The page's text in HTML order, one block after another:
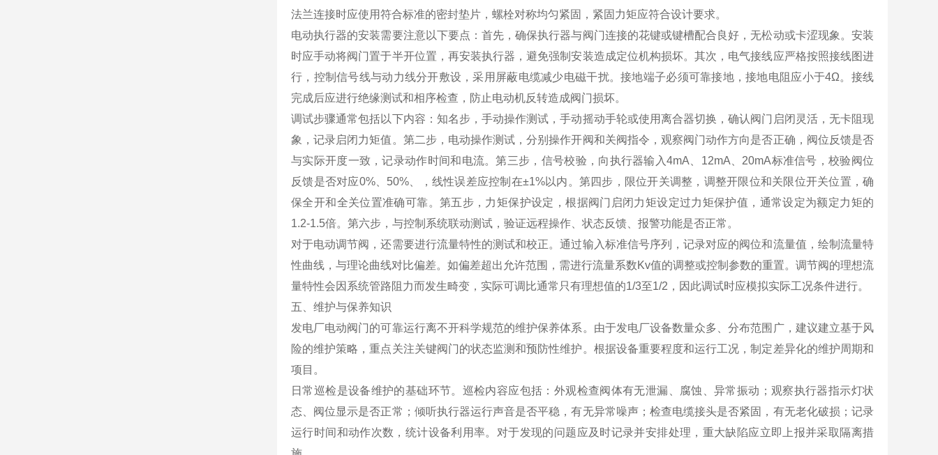
法兰连接时应使用符合标准的密封垫片，螺栓对称均匀紧固，紧固力矩应符合设计要求。
电动执行器的安装需要注意以下要点：首先，确保执行器与阀门连接的花键或键槽配合良好，无松动或卡涩现象。安装
时应手动将阀门置于半开位置，再安装执行器，避免强制安装造成定位机构损坏。其次，电气接线应严格按照接线图进
行，控制信号线与动力线分开敷设，采用屏蔽电缆减少电磁干扰。接地端子必须可靠接地，接地电阻应小于4Ω。接线
完成后应进行绝缘测试和相序检查，防止电动机反转造成阀门损坏。
调试步骤通常包括以下内容：知名步，手动操作测试，手动摇动手轮或使用离合器切换，确认阀门启闭灵活，无卡阻现
象，记录启闭力矩值。第二步，电动操作测试，分别操作开阀和关阀指令，观察阀门动作方向是否正确，阀位反馈是否
与实际开度一致，记录动作时间和电流。第三步，信号校验，向执行器输入4mA、12mA、20mA标准信号，校验阀位
反馈是否对应0%、50%、，线性误差应控制在±1%以内。第四步，限位开关调整，调整开限位和关限位开关位置，确
保全开和全关位置准确可靠。第五步，力矩保护设定，根据阀门启闭力矩设定过力矩保护值，通常设定为额定力矩的
1.2-1.5倍。第六步，与控制系统联动测试，验证远程操作、状态反馈、报警功能是否正常。
对于电动调节阀，还需要进行流量特性的测试和校正。通过输入标准信号序列，记录对应的阀位和流量值，绘制流量特
性曲线，与理论曲线对比偏差。如偏差超出允许范围，需进行流量系数Kv值的调整或控制参数的重置。调节阀的理想流
量特性会因系统管路阻力而发生畸变，实际可调比通常只有理想值的1/3至1/2，因此调试时应模拟实际工况条件进行。
五、维护与保养知识
发电厂电动阀门的可靠运行离不开科学规范的维护保养体系。由于发电厂设备数量众多、分布范围广，建议建立基于风
险的维护策略，重点关注关键阀门的状态监测和预防性维护。根据设备重要程度和运行工况，制定差异化的维护周期和
项目。
日常巡检是设备维护的基础环节。巡检内容应包括：外观检查阀体有无泄漏、腐蚀、异常振动；观察执行器指示灯状
态、阀位显示是否正常；倾听执行器运行声音是否平稳，有无异常噪声；检查电缆接头是否紧固，有无老化破损；记录
运行时间和动作次数，统计设备利用率。对于发现的问题应及时记录并安排处理，重大缺陷应立即上报并采取隔离措